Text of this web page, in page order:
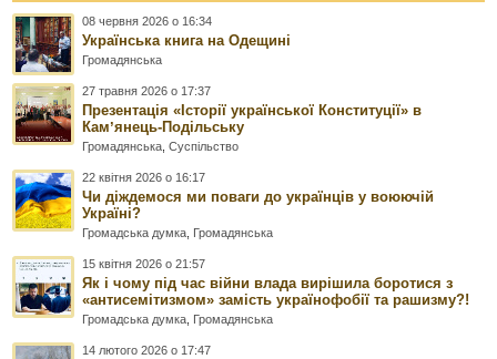
08 червня 2026 о 16:34
Українська книга на Одещині
Громадянська
27 травня 2026 о 17:37
Презентація «Історії української Конституції» в
Камʼянець-Подільську
Громадянська ,Суспільство
22 квітня 2026 о 16:17
Чи діждемося ми поваги до українців у воюючій
Україні?
Громадська думка Громадянська
15 квітня 2026 о 21:57
Як і чому під час війни влада вирішила боротися з
«антисемітизмом» замість українофобії та рашизму?!
Громадська думка Громадянська
14 лютого 2026 о 17:47